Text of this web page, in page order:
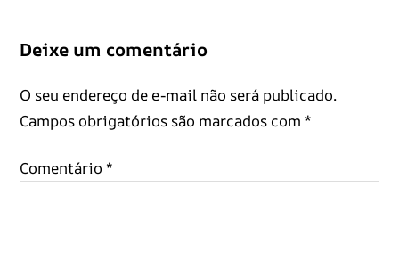
Deixe um comentário
O seu endereço de e-mail não será publicado.
Campos obrigatórios são marcados com *
Comentário *